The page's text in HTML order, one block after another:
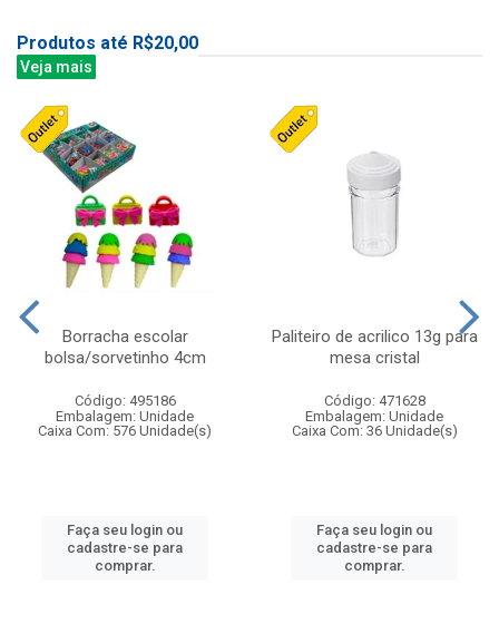
Produtos até R$20,00
Veja mais
Borracha escolar
bolsa/sorvetinho 4cm
Código: 495186
Embalagem: Unidade
Caixa Com: 576 Unidade(s)
Faça seu login ou
cadastre-se para
comprar.
Paliteiro de acrilico 13g para
mesa cristal
Código: 471628
Embalagem: Unidade
Caixa Com: 36 Unidade(s)
Faça seu login ou
cadastre-se para
comprar.